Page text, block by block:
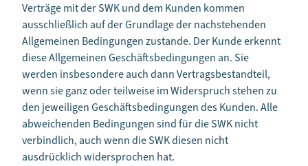
Verträge mit der SWK und dem Kunden kommen
ausschließlich auf der Grundlage der nachstehenden
Allgemeinen Bedingungen zustande. Der Kunde erkennt
diese Allgemeinen Geschäftsbedingungen an. Sie
werden insbesondere auch dann Vertragsbestandteil,
wenn sie ganz oder teilweise im Widerspruch stehen zu
den jeweiligen Geschäftsbedingungen des Kunden. Alle
abweichenden Bedingungen sind für die SWK nicht
verbindlich, auch wenn die SWK diesen nicht
ausdrücklich widersprochen hat.